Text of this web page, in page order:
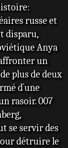
russe et
disparu,
Anya
un
plus de deux
d`une
rasoir. 007
se servir des
détruire le